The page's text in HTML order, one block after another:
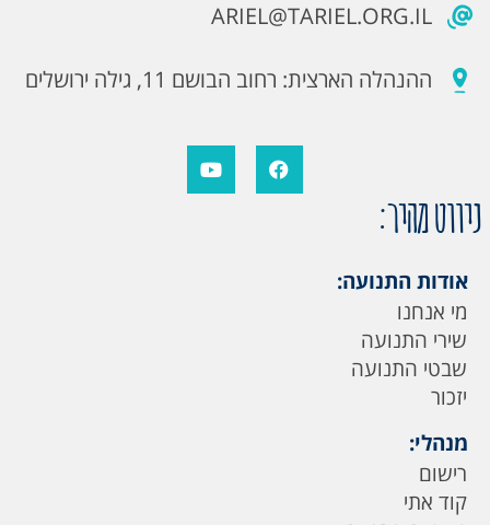
ARIEL@TARIEL.ORG.IL
ההנהלה הארצית: רחוב הבושם 11, גילה ירושלים
ניווט מהיר:
אודות התנועה:
מי אנחנו
שירי התנועה
שבטי התנועה
יזכור
מנהלי:
רישום
קוד אתי